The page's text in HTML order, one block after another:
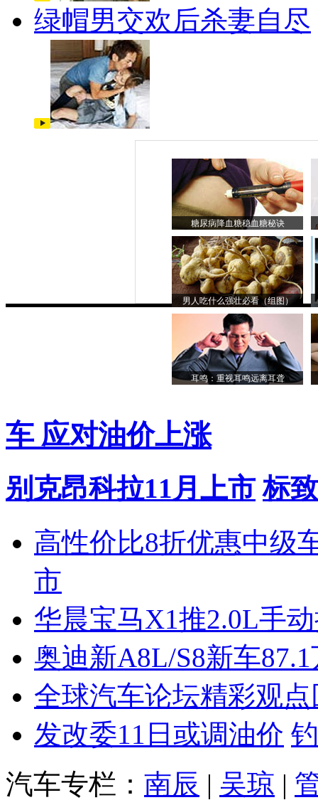
绿帽男交欢后杀妻自尽
糖尿病降血糖稳血糖秘诀
男人吃什么强壮必看（组图）
耳鸣：重视耳鸣远离耳聋
车 应对油价上涨
别克昂科拉11月上市 标
高性价比8折优惠中级
市
华晨宝马X1推2.0L手
奥迪新A8L/S8新车
全球汽车论坛精彩观点
发改委11日或调油价
汽车专栏： 南辰 | 吴琼 |